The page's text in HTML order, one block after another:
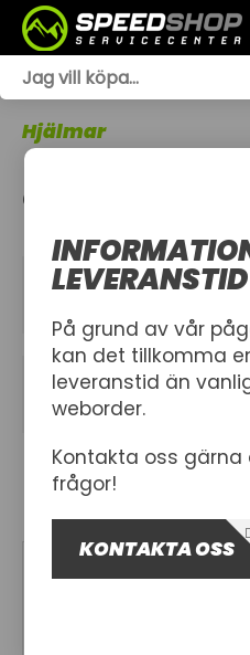
Hjälmar
KATEGORIER
FILTER
LEVERANSTID
På grund av vår
kan det tillkomma
leveranstid än
weborder.
Kontakta oss gärna
frågor!
KONTAKTA OSS